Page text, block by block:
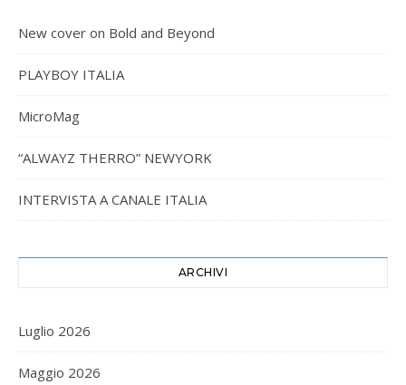
New cover on Bold and Beyond
PLAYBOY ITALIA
MicroMag
“ALWAYZ THERRO” NEWYORK
INTERVISTA A CANALE ITALIA
ARCHIVI
Luglio 2026
Maggio 2026